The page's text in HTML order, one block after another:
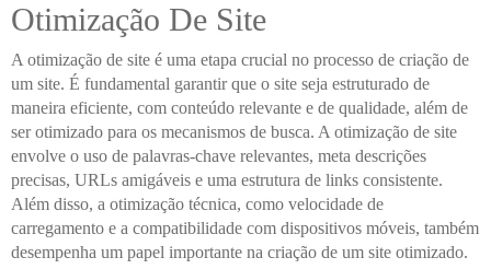
Otimização De Site
A otimização de site é uma etapa crucial no processo de criação de
um site. É fundamental garantir que o site seja estruturado de
maneira eficiente, com conteúdo relevante e de qualidade, além de
ser otimizado para os mecanismos de busca. A otimização de site
envolve o uso de palavras-chave relevantes, meta descrições
precisas, URLs amigáveis ​​e uma estrutura de links consistente.
Além disso, a otimização técnica, como velocidade de
carregamento e a compatibilidade com dispositivos móveis, também
desempenha um papel importante na criação de um site otimizado.